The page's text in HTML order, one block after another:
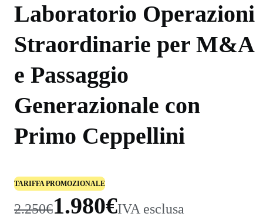
Laboratorio Operazioni
Straordinarie per M&A
e Passaggio
Generazionale con
Primo Ceppellini
TARIFFA PROMOZIONALE
2.250€1.980€IVA esclusa